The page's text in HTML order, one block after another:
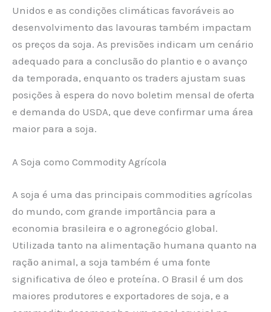
Unidos e as condições climáticas favoráveis ao
desenvolvimento das lavouras também impactam
os preços da soja. As previsões indicam um cenário
adequado para a conclusão do plantio e o avanço
da temporada, enquanto os traders ajustam suas
posições à espera do novo boletim mensal de oferta
e demanda do USDA, que deve confirmar uma área
maior para a soja.
A Soja como Commodity Agrícola
A soja é uma das principais commodities agrícolas
do mundo, com grande importância para a
economia brasileira e o agronegócio global.
Utilizada tanto na alimentação humana quanto na
ração animal, a soja também é uma fonte
significativa de óleo e proteína. O Brasil é um dos
maiores produtores e exportadores de soja, e a